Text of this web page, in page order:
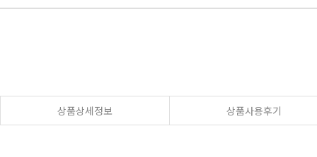
상품상세정보 상품사용후기